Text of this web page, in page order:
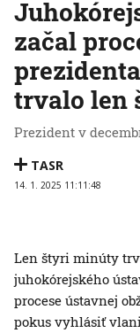
začal
trvalo len
Prezident v
TASR
14. 1. 2025 11:11:48
Len štyri minúty
juhokórejského
procese ústavnej
pokus vyhlásiť